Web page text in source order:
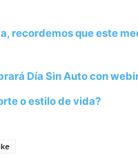
recordemos que este
Día Sin Auto con
o estilo de vida?